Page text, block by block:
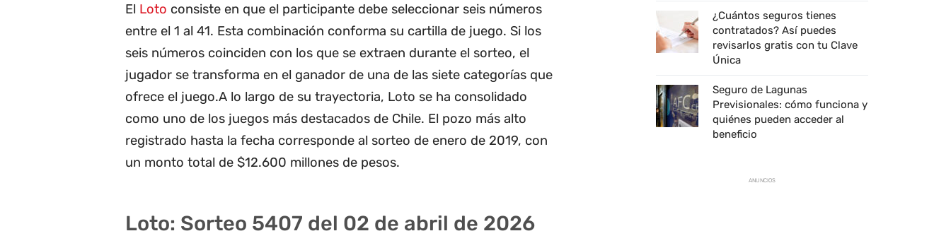
El Loto consiste en que el participante debe seleccionar seis números
entre el 1 al 41. Esta combinación conforma su cartilla de juego. Si los
seis números coinciden con los que se extraen durante el sorteo, el
jugador se transforma en el ganador de una de las siete categorías que
ofrece el juego.A lo largo de su trayectoria, Loto se ha consolidado
como uno de los juegos más destacados de Chile. El pozo más alto
registrado hasta la fecha corresponde al sorteo de enero de 2019, con
un monto total de $12.600 millones de pesos.
Loto: Sorteo 5407 del 02 de abril de 2026
¿Cuántos seguros tienes
contratados? Así puedes
revisarlos gratis con tu Clave
Única
Seguro de Lagunas
Previsionales: cómo funciona y
quiénes pueden acceder al
beneficio
ANUNCIOS